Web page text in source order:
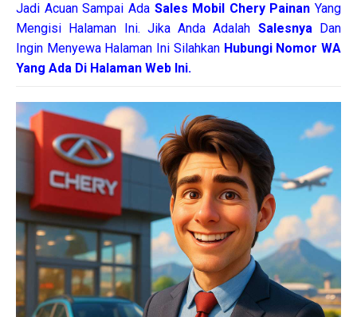
Jadi Acuan Sampai Ada Sales Mobil Chery Painan Yang
Mengisi Halaman Ini. Jika Anda Adalah SalesnyaDan
Ingin Menyewa Halaman Ini Silahkan Hubungi Nomor WA
Yang Ada Di Halaman Web Ini.